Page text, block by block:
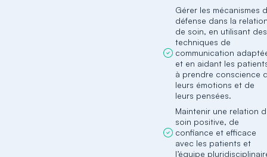
Gérer les mécanismes
défense dans la
de soin, en utilisant des
techniques de
communication
et en aidant les
à prendre conscience
leurs émotions et de
leurs pensées.
Maintenir une relation
soin positive, de
confiance et efficace
avec les patients et
l’équipe